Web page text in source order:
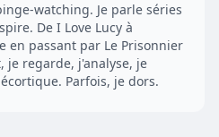
watching. Je parle séries
De I Love Lucy à
en passant par Le Prisonnier
je regarde, j'analyse, je
Parfois, je dors.